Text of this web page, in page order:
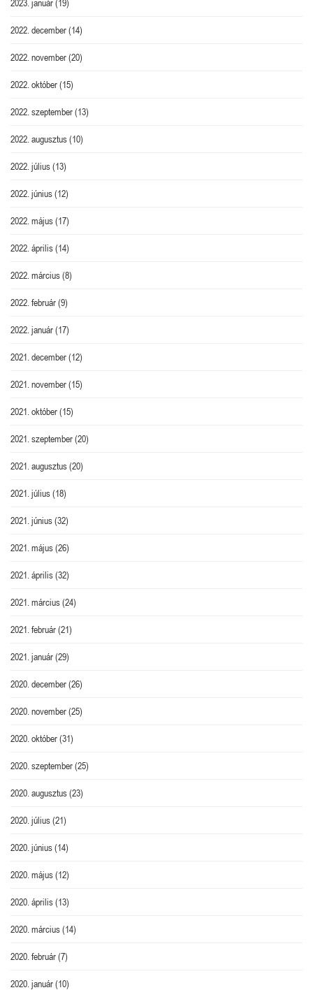
2023. január(19)
2022. december(14)
2022. november(20)
2022. október(15)
2022. szeptember(13)
2022. augusztus(10)
2022. július(13)
2022. június(12)
2022. május(17)
2022. április(14)
2022. március(8)
2022. február(9)
2022. január(17)
2021. december(12)
2021. november(15)
2021. október(15)
2021. szeptember(20)
2021. augusztus(20)
2021. július(18)
2021. június(32)
2021. május(26)
2021. április(32)
2021. március(24)
2021. február(21)
2021. január(29)
2020. december(26)
2020. november(25)
2020. október(31)
2020. szeptember(25)
2020. augusztus(23)
2020. július(21)
2020. június(14)
2020. május(12)
2020. április(13)
2020. március(14)
2020. február(7)
2020. január(10)